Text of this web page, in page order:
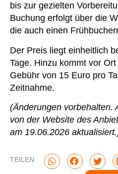
bis zur gezielten
Buchung erfolgt über die
die auch einen
Der Preis liegt einheitlich
Tage. Hinzu kommt vor
Gebühr von 15 Euro pro
Zeitnahme.
(Änderungen vorbehalten.
von der Website des
am 19.06.2026
TEILEN